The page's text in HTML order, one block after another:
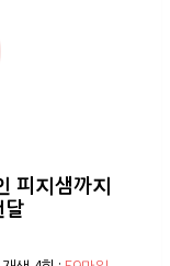
피지샘까지